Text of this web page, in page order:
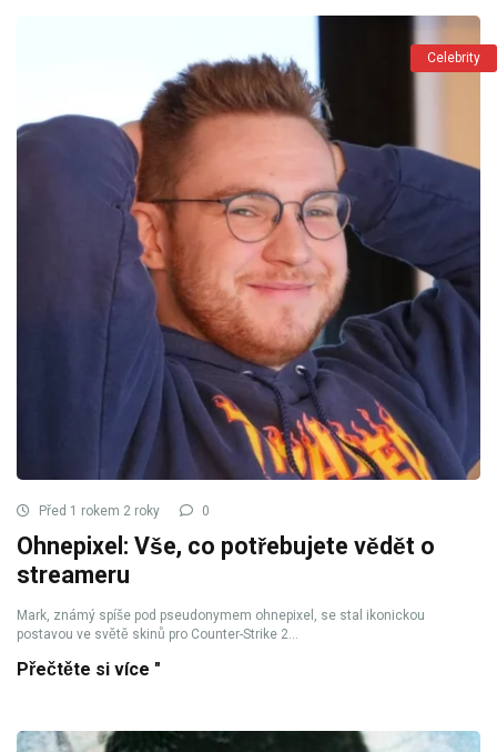
Celebrity
Před 1 rokem 2 roky 0
Ohnepixel: Vše, co potřebujete vědět o
streameru
Mark, známý spíše pod pseudonymem ohnepixel, se stal ikonickou
postavou ve světě skinů pro Counter-Strike 2...
Přečtěte si více "